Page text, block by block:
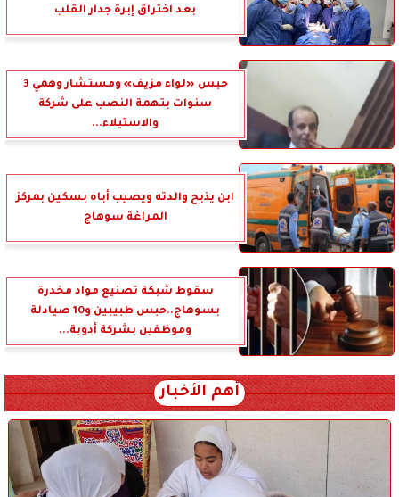
بعد اختراق إبرة جدار القلب
حبس «لواء مزيف» ومستشار وهمي 3
سنوات بتهمة النصب على شركة
والاستيلاء...
ابن يذبح والدته ويصيب أباه بسكين بمركز
المراغة سوهاج
سقوط شبكة تصنيع مواد مخدرة
بسوهاج..حبس طبيبين و10 صيادلة
وموظفين بشركة أدوية...
أهم الأخبار